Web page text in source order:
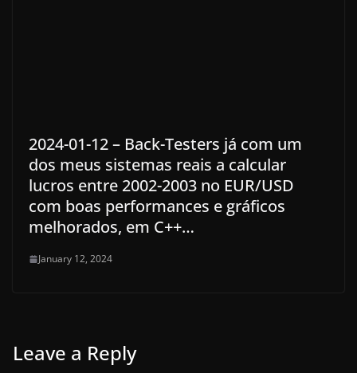
2024-01-12 – Back-Testers já com um
dos meus sistemas reais a calcular
lucros entre 2002-2003 no EUR/USD
com boas performances e gráficos
melhorados, em C++…
January 12, 2024
Leave a Reply